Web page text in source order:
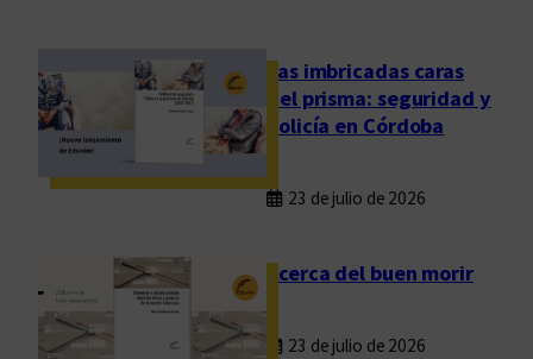
i
n
e
s
m
Las imbricadas caras
del prisma: seguridad y
policía en Córdoba
23 de julio de 2026
Acerca del buen morir
23 de julio de 2026